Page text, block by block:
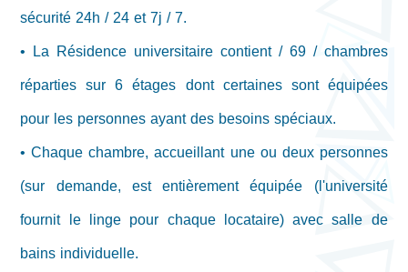
sécurité 24h / 24 et 7j / 7.
• La Résidence universitaire contient / 69 / chambres
réparties sur 6 étages dont certaines sont équipées
pour les personnes ayant des besoins spéciaux.
• Chaque chambre, accueillant une ou deux personnes
(sur demande, est entièrement équipée (l'université
fournit le linge pour chaque locataire) avec salle de
bains individuelle.